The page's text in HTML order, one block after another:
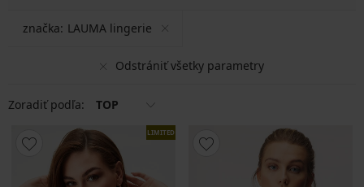
Odstrániť všetky parametry
značka: LAUMA lingerie
Zoradiť podľa: TOP
LIMITED